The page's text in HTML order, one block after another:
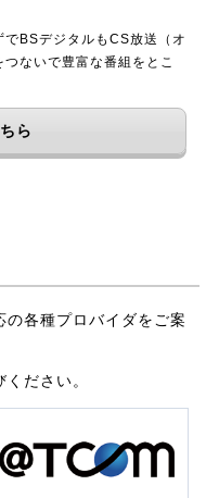
BSデジタルもCS放送（オ
ないで豊富な番組をとこ
ら
の各種プロバイダをご案
ださい。